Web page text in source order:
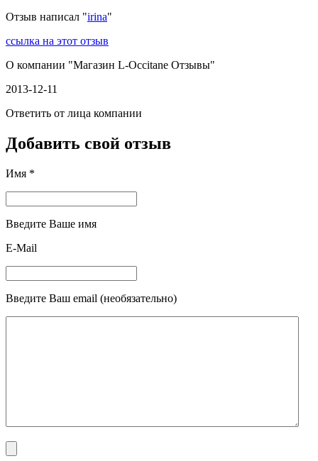
Отзыв написал "irina"
ссылка на этот отзыв
О компании "Магазин L-Occitane Отзывы"
2013-12-11
Ответить от лица компании
Добавить свой отзыв
Имя *
Введите Ваше имя
E-Mail
Введите Ваш email (необязательно)